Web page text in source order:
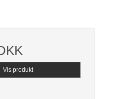
Vis produkt